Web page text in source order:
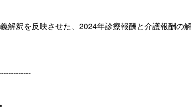
解釈を反映させた、 2024年診療報酬と介護報酬の